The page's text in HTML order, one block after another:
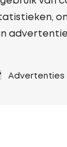
Advertenties